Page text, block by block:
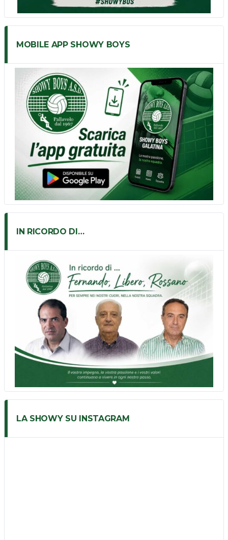
MOBILE APP SHOWY BOYS
IN RICORDO DI…
LA SHOWY SU INSTAGRAM